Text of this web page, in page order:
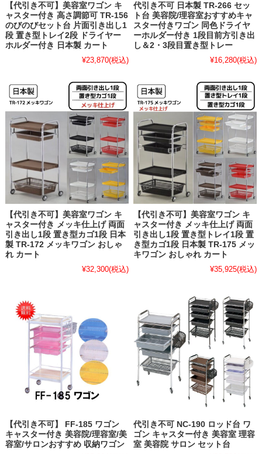
【代引き不可】美容室ワゴン キ
ャスター付き 高さ調節可 TR-156
のびのびセット台 片面引き出し1
段 置き型トレイ2段 ドライヤー
ホルダー付き 日本製 カート
¥23,870(税込)
代引き不可 日本製 TR-266 セッ
ト台 美容院/理容室おすすめキャ
スター付きワゴン 同色ドライヤ
ーホルダー付き 1段目前方引き出
し＆2・3段目置き型トレー
¥16,280(税込)
【代引き不可】美容室ワゴン キ
ャスター付き メッキ仕上げ 両面
引き出し1段 置き型カゴ1段 日本
製 TR-172 メッキワゴン おしゃ
れ カート
¥32,300(税込)
【代引き不可】美容室ワゴン キ
ャスター付き メッキ仕上げ 両面
引き出し1段 置き型トレイ1段 置
き型カゴ1段 日本製 TR-175 メッ
キワゴン おしゃれ カート
¥35,925(税込)
【代引き不可】 FF-185 ワゴン
キャスター付き 美容院/理容室/美
容室/サロンおすすめ 収納ワゴン
代引き不可 NC-190 ロッド台 ワ
ゴン キャスター付き 美容室 理容
室 美容院 サロン セット台